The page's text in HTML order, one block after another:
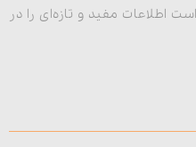
اطلاعات مفید و تازه‌ای را در